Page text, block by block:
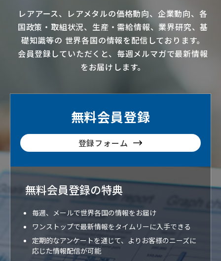
レアアース、 レアメタルの価格動向、企業動向、各
国政策・取組状況、生産・需給情報、業界研究、基
礎知識等の 世界各国の情報を配信 しております。
会員登録していただくと、毎週メルマガで最新情報
をお届けします。
無料会員登録
登録フォーム
無料会員登録の特典
毎週、メールで世界各国の情報をお届け
ワンストップで最新情報をタイムリーに入手できる
定期的なアンケートを通じて、よりお客様のニーズに
応じた情報配信が可能